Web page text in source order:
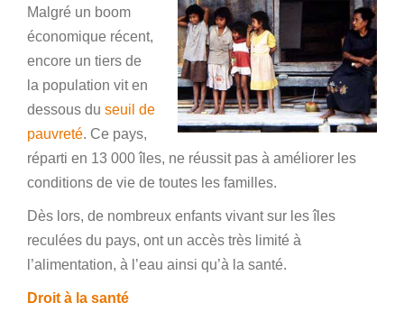
Malgré un boom
économique récent,
encore un tiers de
la population vit en
dessous du seuil de
pauvreté. Ce pays,
réparti en 13 000 îles, ne réussit pas à améliorer les
conditions de vie de toutes les familles.
Dès lors, de nombreux enfants vivant sur les îles
reculées du pays, ont un accès très limité à
l’alimentation, à l’eau ainsi qu’à la santé.
Droit à la santé